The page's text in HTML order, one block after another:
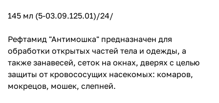
145 мл (5-03.09.125.01)/24/
Рефтамид "Антимошка" предназначен для
обработки открытых частей тела и одежды, а
также занавесей, сеток на окнах, дверях с целью
защиты от кровососущих насекомых: комаров,
мокрецов, мошек, слепней.